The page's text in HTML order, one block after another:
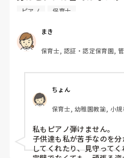
生が多く、季節の歌をう
これならもう音源つかっ
こは練習すべき…という声
た💦
ピアノ 保育士
まき
保育士, 認証・認定保育園,
ちょん
保育士, 幼稚園教諭, 小
私もピアノ弾けません。
子供達も私が苦手なのを
してくれたり、見守って